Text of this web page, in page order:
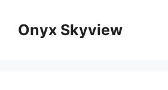
contentOnyx Skyview